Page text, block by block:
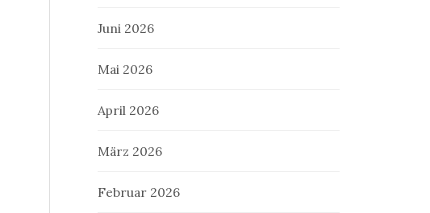
Juni 2026
Mai 2026
April 2026
März 2026
Februar 2026